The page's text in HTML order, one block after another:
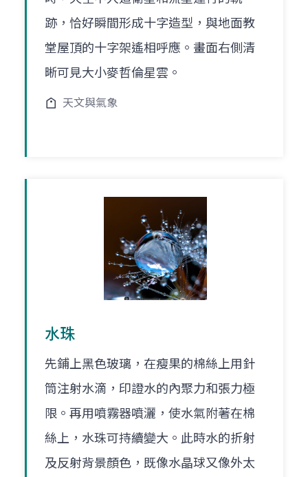
跡，恰好瞬間形成十字造型，與地面教
堂屋頂的十字架遙相呼應。畫面右側清
晰可見大小麥哲倫星雲。
天文與氣象
水珠
先鋪上黑色玻璃，在瘦果的棉絲上用針
筒注射水滴，印證水的內聚力和張力極
限。再用噴霧器噴灑，使水氣附著在棉
絲上，水珠可持續變大。此時水的折射
及反射背景顏色，既像水晶球又像外太